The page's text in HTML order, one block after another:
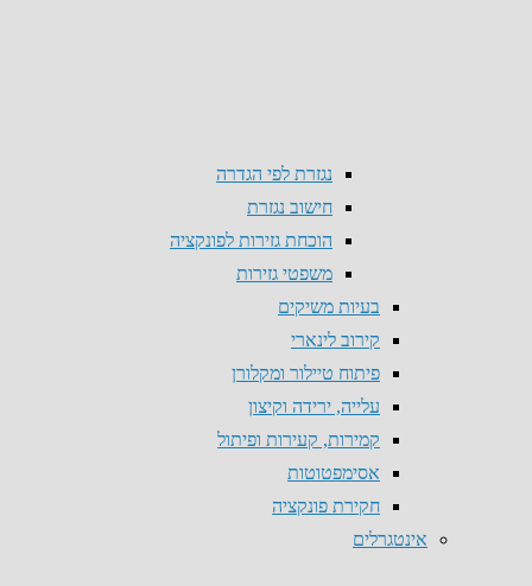
נגזרת לפי הגדרה
חישוב נגזרת
הוכחת גזירות לפונקציה
משפטי גזירות
בעיות משיקים
קירוב לינארי
פיתוח טיילור ומקלורן
עלייה, ירידה וקיצון
קמירות, קעירות ופיתול
אסימפטוטות
חקירת פונקציה
אינטגרלים